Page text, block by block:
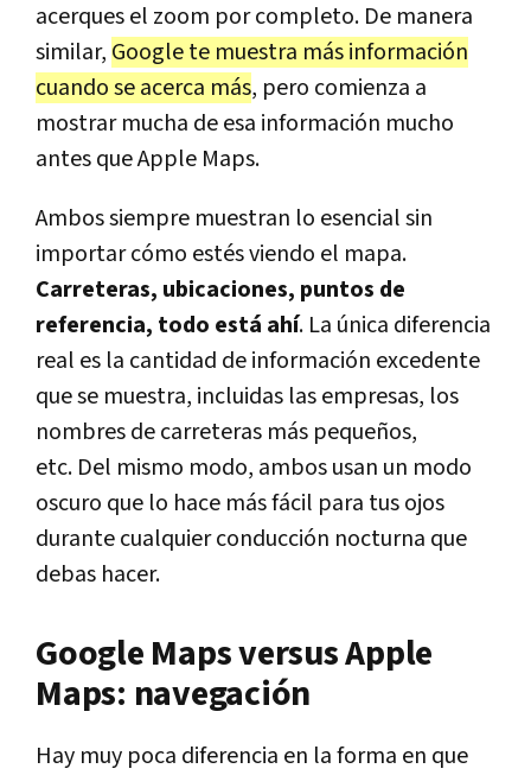
acerques el zoom por completo. De manera
similar, Google te muestra más información
cuando se acerca más, pero comienza a
mostrar mucha de esa información mucho
antes que Apple Maps.
Ambos siempre muestran lo esencial sin
importar cómo estés viendo el mapa.
Carreteras, ubicaciones, puntos de
referencia, todo está ahí. La única diferencia
real es la cantidad de información excedente
que se muestra, incluidas las empresas, los
nombres de carreteras más pequeños,
etc. Del mismo modo, ambos usan un modo
oscuro que lo hace más fácil para tus ojos
durante cualquier conducción nocturna que
debas hacer.
Google Maps versus Apple
Maps: navegación
Hay muy poca diferencia en la forma en que